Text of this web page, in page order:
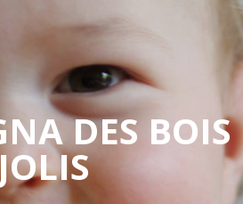
DES BOIS